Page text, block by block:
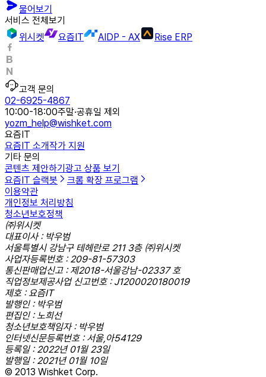
물어보기
서비스 전체보기
위시켓
요즘IT AIDP - AX Rise ERP
고객 문의
02-6925-4867
10:00-18:00주말·공휴일 제외
yozm_help@wishket.com
요즘IT
요즘IT 소개작가 지원
기타 문의
콘텐츠 제안하기 광고 상품 보기
요즘IT 슬랙봇
크롬 확장 프로그램
이용약관
개인정보 처리방침
청소년보호정책
㈜위시켓
대표이사 : 박우범
서울특별시 강남구 테헤란로 211 3층 ㈜위시켓
사업자등록번호 : 209-81-57303
통신판매업신고 : 제2018-서울강남-02337 호
직업정보제공사업 신고번호 : J1200020180019
제호 : 요즘IT
발행인 : 박우범
편집인 : 노희선
청소년보호책임자 : 박우범
인터넷신문등록번호 : 서울,아54129
등록일 : 2022년 01월 23일
발행일 : 2021년 01월 10일
© 2013 Wishket Corp.